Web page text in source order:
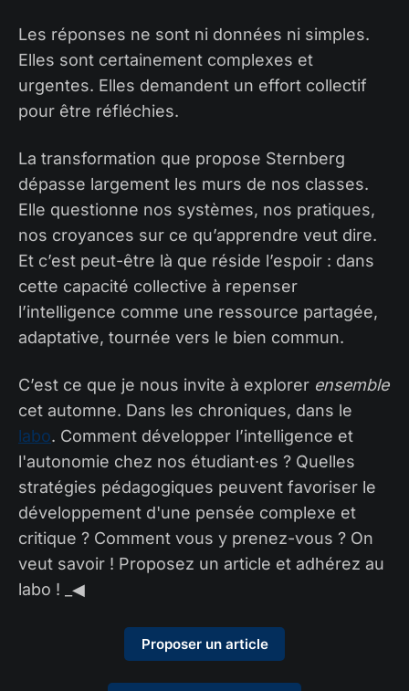
Les réponses ne sont ni données ni simples.
Elles sont certainement complexes et
urgentes. Elles demandent un effort collectif
pour être réfléchies.
La transformation que propose Sternberg
dépasse largement les murs de nos classes.
Elle questionne nos systèmes, nos pratiques,
nos croyances sur ce qu’apprendre veut dire.
Et c’est peut-être là que réside l’espoir : dans
cette capacité collective à repenser
l’intelligence comme une ressource partagée,
adaptative, tournée vers le bien commun.
C’est ce que je nous invite à explorer ensemble
cet automne. Dans les chroniques, dans le
labo. Comment développer l’intelligence et
l'autonomie chez nos étudiant·es ? Quelles
stratégies pédagogiques peuvent favoriser le
développement d'une pensée complexe et
critique ? Comment vous y prenez-vous ? On
veut savoir ! Proposez un article et adhérez au
labo ! _◀︎
Proposer un article